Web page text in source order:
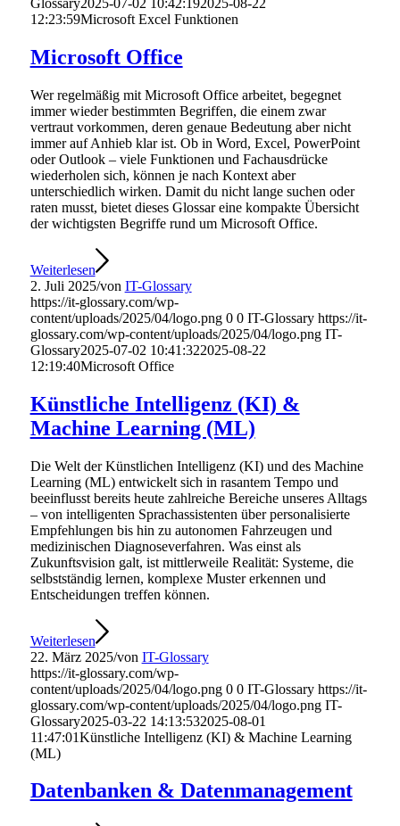
12:23:59Microsoft Excel Funktionen
Microsoft Office
Wer regelmäßig mit Microsoft Office arbeitet, begegnet
immer wieder bestimmten Begriffen, die einem zwar
vertraut vorkommen, deren genaue Bedeutung aber nicht
immer auf Anhieb klar ist. Ob in Word, Excel, PowerPoint
oder Outlook – viele Funktionen und Fachausdrücke
wiederholen sich, können je nach Kontext aber
unterschiedlich wirken. Damit du nicht lange suchen oder
raten musst, bietet dieses Glossar eine kompakte Übersicht
der wichtigsten Begriffe rund um Microsoft Office.
Weiterlesen
2. Juli 2025/von IT-Glossary
https://it-glossary.com/wp-
content/uploads/2025/04/logo.png 0 0 IT-Glossary https://it-
glossary.com/wp-content/uploads/2025/04/logo.png IT-
Glossary2025-07-02 10:41:322025-08-22
12:19:40Microsoft Office
Künstliche Intelligenz (KI) &
Machine Learning (ML)
Die Welt der Künstlichen Intelligenz (KI) und des Machine
Learning (ML) entwickelt sich in rasantem Tempo und
beeinflusst bereits heute zahlreiche Bereiche unseres Alltags
– von intelligenten Sprachassistenten über personalisierte
Empfehlungen bis hin zu autonomen Fahrzeugen und
medizinischen Diagnoseverfahren. Was einst als
Zukunftsvision galt, ist mittlerweile Realität: Systeme, die
selbstständig lernen, komplexe Muster erkennen und
Entscheidungen treffen können.
Weiterlesen
22. März 2025/von IT-Glossary
https://it-glossary.com/wp-
content/uploads/2025/04/logo.png 0 0 IT-Glossary https://it-
glossary.com/wp-content/uploads/2025/04/logo.png IT-
Glossary2025-03-22 14:13:532025-08-01
11:47:01Künstliche Intelligenz (KI) & Machine Learning
(ML)
Datenbanken & Datenmanagement